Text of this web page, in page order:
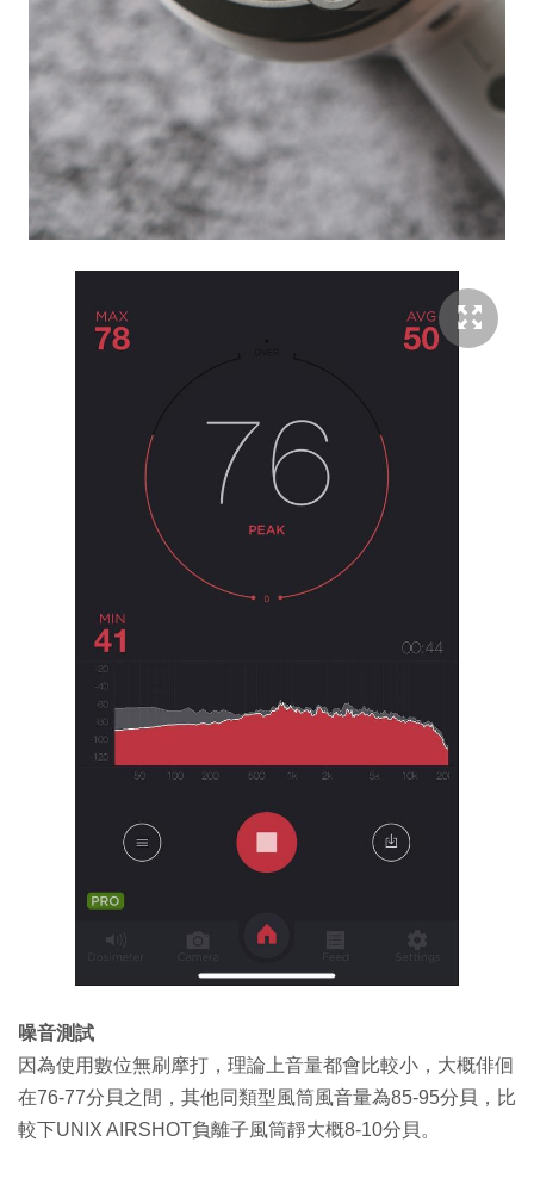
噪音測試
因為使用數位無刷摩打，理論上音量都會比較小，大概俳佪
在76-77分貝之間，其他同類型風筒風音量為85-95分貝，比
較下UNIX AIRSHOT負離子風筒靜大概8-10分貝。